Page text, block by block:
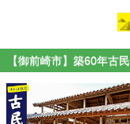
【御前崎市】築60年古